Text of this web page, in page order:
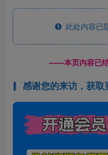
此处内容已
------本页内容已
感谢您的来访，获取